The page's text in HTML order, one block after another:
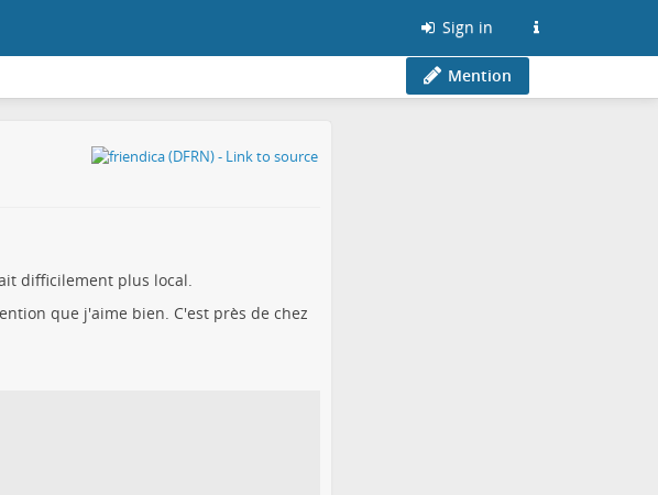
Sign in
Mention
difficilement plus local.
que j'aime bien. C'est près de chez